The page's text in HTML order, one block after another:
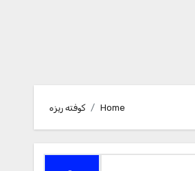
Home کوفته ریزه